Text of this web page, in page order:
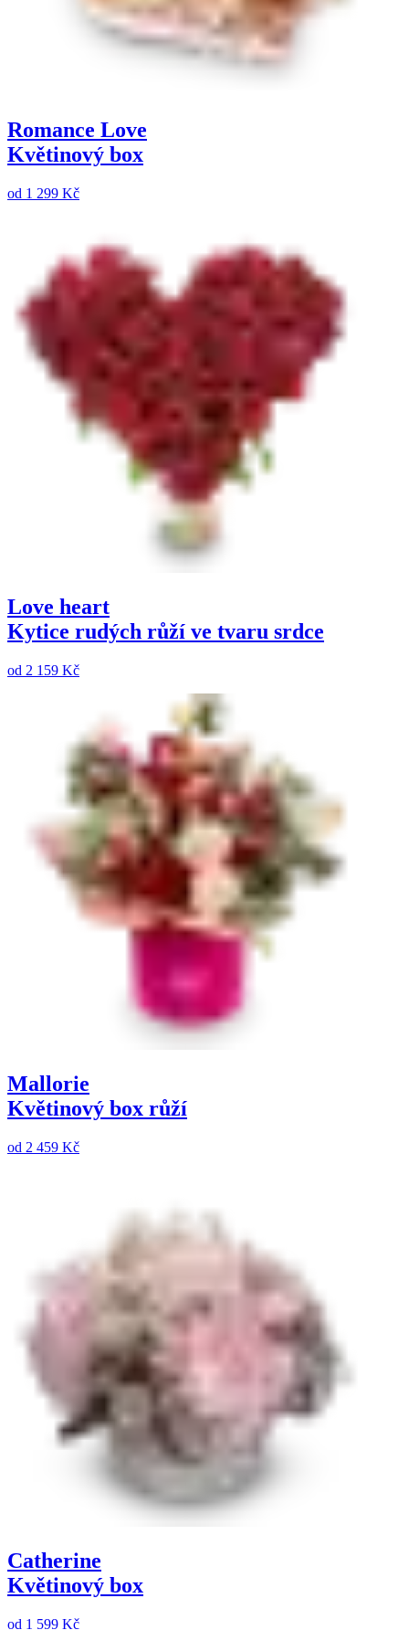
Romance Love
Květinový box
od 1 299 Kč
Love heart
Kytice rudých růží ve tvaru srdce
od 2 159 Kč
Mallorie
Květinový box růží
od 2 459 Kč
Catherine
Květinový box
od 1 599 Kč